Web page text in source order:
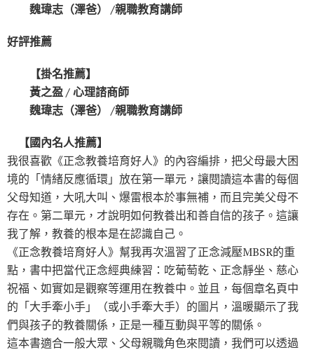
魏瑋志（澤爸） /親職教育講師
好評推薦
【掛名推薦】
黃之盈 / 心理諮商師
魏瑋志（澤爸） /親職教育講師
【國內名人推薦】
我很喜歡《正念教養培育好人》的內容編排，把父母最大困
境的「情緒反應循環」放在第一單元，讓閱讀這本書的每個
父母知道，大吼大叫、爆雷根本於事無補，而且完美父母不
存在。第二單元，才說明如何教養出和善自信的孩子。這讓
我了解，教養的根本是在認識自己。
《正念教養培育好人》幫我再次溫習了正念減壓MBSR的重
點，書中把當代正念經典練習：吃葡萄乾、正念靜坐、慈心
祝福、如實如是觀察等運用在教養中。並且，每個章名頁中
的「大手牽小手」（或小手牽大手）的圖片，溫暖顯示了我
們與孩子的教養關係，正是一種互動與平等的關係。
這本書適合一般大眾、父母親職角色來閱讀，我們可以透過